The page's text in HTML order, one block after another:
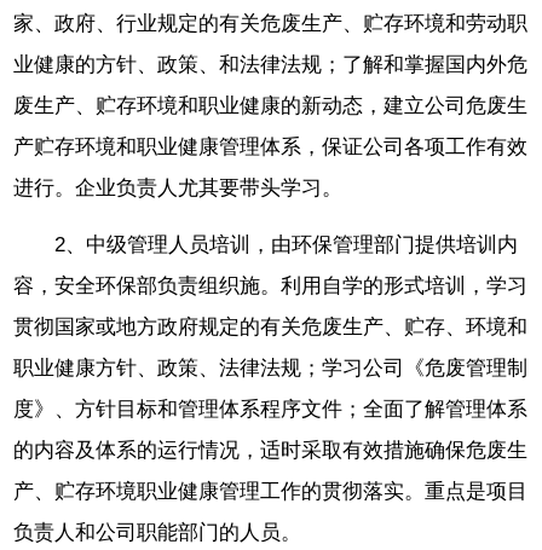
家、政府、行业规定的有关危废生产、贮存环境和劳动职
业健康的方针、政策、和法律法规；了解和掌握国内外危
废生产、贮存环境和职业健康的新动态，建立公司危废生
产贮存环境和职业健康管理体系，保证公司各项工作有效
进行。企业负责人尤其要带头学习。
2、中级管理人员培训，由环保管理部门提供培训内
容，安全环保部负责组织施。利用自学的形式培训，学习
贯彻国家或地方政府规定的有关危废生产、贮存、环境和
职业健康方针、政策、法律法规；学习公司《危废管理制
度》、方针目标和管理体系程序文件；全面了解管理体系
的内容及体系的运行情况，适时采取有效措施确保危废生
产、贮存环境职业健康管理工作的贯彻落实。重点是项目
负责人和公司职能部门的人员。